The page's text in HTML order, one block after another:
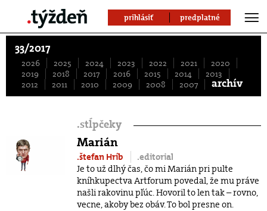
prihlásiť predplatné
33/2017
2026 2025 2024 2023 2022 2021
2020
2019
2018 2017 2016 2015 2014
2013
2012
2011 2010 2009 2008 2007 archív
.stĺpčeky
Marián
.štefan Hríb
.editorial
Je to už dlhý čas, čo mi Marián pri pulte
kníhkupectva Artforum povedal, že mu práve
našli rakovinu pľúc. Hovoril to len tak – rovno,
vecne, akoby bez obáv. To bol presne on.